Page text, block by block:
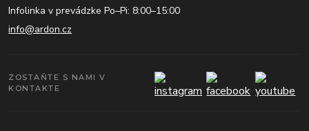
Infolinka v prevádzke Po–Pi: 8:00–15:00
info@ardon.cz
ZOSTAŇTE S NAMI V
KONTAKTE